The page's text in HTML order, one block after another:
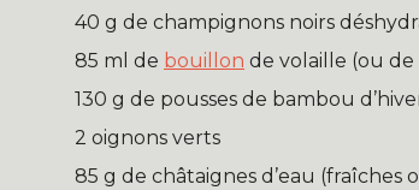
40 g de champignons noirs
85 ml de bouillon de volaille (ou
130 g de pousses de bambou
2 oignons verts
85 g de châtaignes d’eau (fraîches